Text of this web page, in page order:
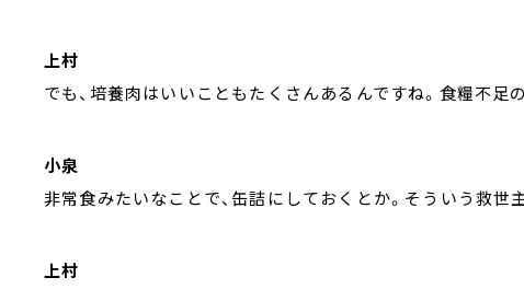
上村
でも、培養肉はいいこともたくさんあるんですね。食糧不足
小泉
非常食みたいなことで、缶詰にしておくとか。そういう救世
上村